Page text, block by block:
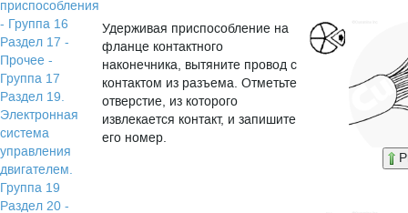
приспособления
- Группа 16
Раздел 17 -
Прочее -
Группа 17
Раздел 19.
Электронная
система
управления
двигателем.
Группа 19
Раздел 20 -
Удерживая приспособление на
фланце контактного
наконечника, вытяните провод с
контактом из разъема. Отметьте
отверстие, из которого
извлекается контакт, и запишите
его номер.